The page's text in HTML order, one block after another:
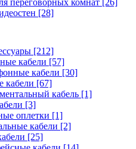
переговорных комнат [26]
[28]
[212]
кабели [57]
кабели [30]
кабели [67]
кабель [1]
[3]
оплетки [1]
кабели [2]
[25]